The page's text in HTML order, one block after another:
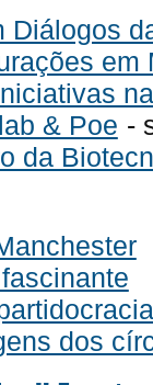
Diálogos
em
& Poe -
da
dos